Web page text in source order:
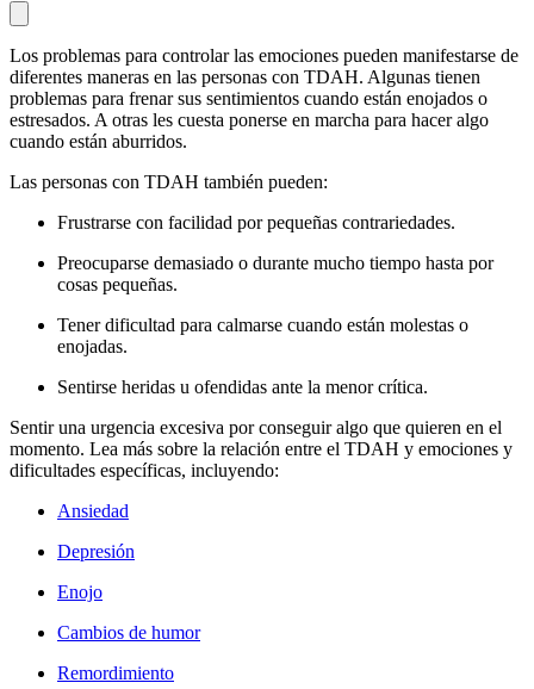
Los problemas para controlar las emociones pueden manifestarse de
diferentes maneras en las personas con TDAH. Algunas tienen
problemas para frenar sus sentimientos cuando están enojados o
estresados. A otras les cuesta ponerse en marcha para hacer algo
cuando están aburridos.
Las personas con TDAH también pueden:
Frustrarse con facilidad por pequeñas contrariedades.
Preocuparse demasiado o durante mucho tiempo hasta por
cosas pequeñas.
Tener dificultad para calmarse cuando están molestas o
enojadas.
Sentirse heridas u ofendidas ante la menor crítica.
Sentir una urgencia excesiva por conseguir algo que quieren en el
momento. Lea más sobre la relación entre el TDAH y emociones y
dificultades específicas, incluyendo:
Ansiedad
Depresión
Enojo
Cambios de humor
Remordimiento